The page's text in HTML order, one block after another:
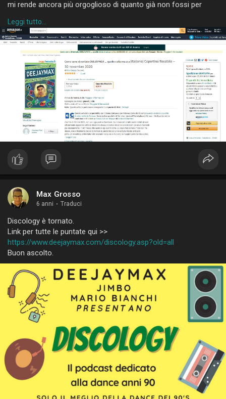
mi rende ancora più orgoglioso di quanto già non fossi per
E così il 2020 me lo potrò ricordare anche per essere stato
l’anno nel quale ho pubblicato il mio primo libro.
Rispetto alla versione digitale ho aggiunto un’appendice, prima
dei ringraziamenti finali, riportando pari pari alcuni dei miei post
scritti in questi ultimi anni sul mio blog e su Facebook,
riguardanti ovviamente il mondo del djing.
Credo possano contribuire a definire ulteriormente il mio punto
di vista sul mestiere del deejay.
Leggi tutto...
Max Grosso
6 anni · Traduci
Discology è tornato.
Link per tutte le puntate qui >>
https://www.deejaymax.com/discology.asp?old=all
Buon ascolto.